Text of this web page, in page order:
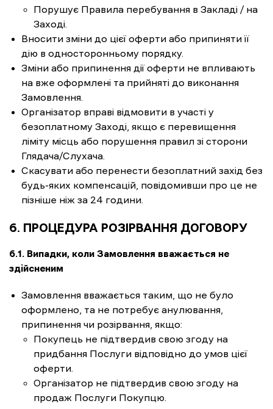
Порушує Правила перебування в Закладі / на
Заході.
Вносити зміни до цієї оферти або припиняти її
дію в односторонньому порядку.
Зміни або припинення дії оферти не впливають
на вже оформлені та прийняті до виконання
Замовлення.
Організатор вправі відмовити в участі у
безоплатному Заході, якщо є перевищення
ліміту місць або порушення правил зі сторони
Глядача/Слухача.
Скасувати або перенести безоплатний захід без
будь-яких компенсацій, повідомивши про це не
пізніше ніж за 24 години.
6. ПРОЦЕДУРА РОЗІРВАННЯ ДОГОВОРУ
6.1. Випадки, коли Замовлення вважається не
здійсненим
Замовлення вважається таким, що не було
оформлено, та не потребує анулювання,
припинення чи розірвання, якщо:
Покупець не підтвердив свою згоду на
придбання Послуги відповідно до умов цієї
оферти.
Організатор не підтвердив свою згоду на
продаж Послуги Покупцю.